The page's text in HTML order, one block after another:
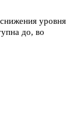
уровня
до, во